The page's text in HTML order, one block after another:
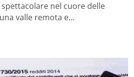
nel cuore delle
valle remota e…